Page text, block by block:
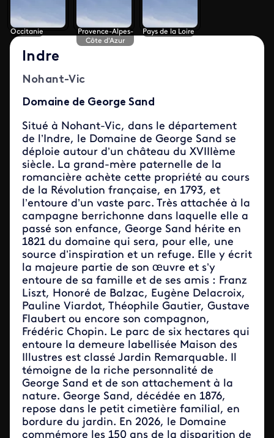
Occitanie
Provence-Alpes-
Côte d'Azur
Pays de la Loire
Indre
Nohant-Vic
Domaine de George Sand
Situé à Nohant-Vic, dans le département
de l’Indre, le Domaine de George Sand se
déploie autour d’un château du XVIIIème
siècle. La grand-mère paternelle de la
romancière achète cette propriété au cours
de la Révolution française, en 1793, et
l’entoure d’un vaste parc. Très attachée à la
campagne berrichonne dans laquelle elle a
passé son enfance, George Sand hérite en
1821 du domaine qui sera, pour elle, une
source d’inspiration et un refuge. Elle y écrit
la majeure partie de son œuvre et s’y
entoure de sa famille et de ses amis : Franz
Liszt, Honoré de Balzac, Eugène Delacroix,
Pauline Viardot, Théophile Gautier, Gustave
Flaubert ou encore son compagnon,
Frédéric Chopin. Le parc de six hectares qui
entoure la demeure labellisée Maison des
Illustres est classé Jardin Remarquable. Il
témoigne de la riche personnalité de
George Sand et de son attachement à la
nature. George Sand, décédée en 1876,
repose dans le petit cimetière familial, en
bordure du jardin. En 2026, le Domaine
commémore les 150 ans de la disparition de